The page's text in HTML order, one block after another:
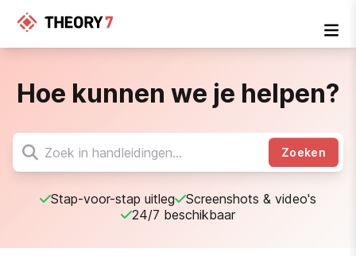
Hoe kunnen we je helpen?
Zoeken
Stap-voor-stap uitleg
Screenshots & video's
24/7 beschikbaar